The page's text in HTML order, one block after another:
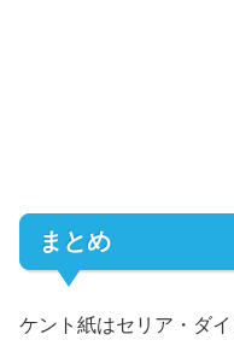
まとめ
ケント紙はセリア・ダ